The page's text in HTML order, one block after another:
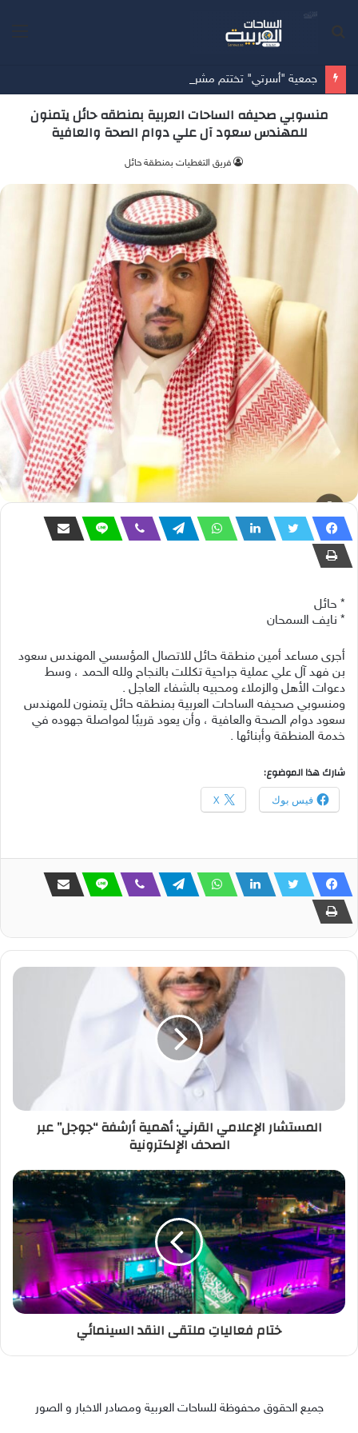
منسوبي صحيفه الساحات العربية بمنطقه حائل يتمنون
للمهندس سعود آل علي دوام الصحة والعافية
فريق التغطيات بمنطقة حائل
* حائل
* ⁠نايف السمحان
أجرى مساعد أمين منطقة حائل للاتصال المؤسسي المهندس سعود
بن فهد آل علي عملية جراحية تكللت بالنجاح ولله الحمد ، وسط
دعوات الأهل والزملاء ومحبيه بالشفاء العاجل .
ومنسوبي صحيفه الساحات العربية بمنطقه حائل يتمنون للمهندس
سعود دوام الصحة والعافية ، وأن يعود قريبًا لمواصلة جهوده في
خدمة المنطقة وأبنائها .
شارك هذا الموضوع:
فيس بوك X
المستشار الإعلامي القرني: أهمية أرشفة “جوجل” عبر
الصحف الإلكترونية
ختام فعالياتِ ملتقى النقد السينمائي
جميع الحقوق محفوظة للساحات العربية ومصادر الاخبار و الصور